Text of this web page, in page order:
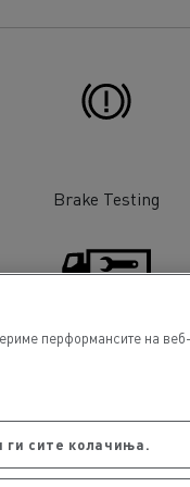
Brake Testing
перформансите на
ги сите колачиња.